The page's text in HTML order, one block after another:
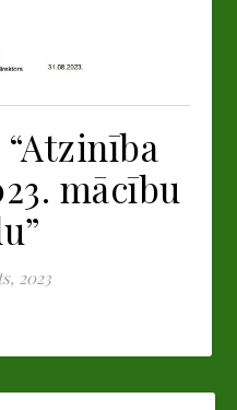
mācību
2023